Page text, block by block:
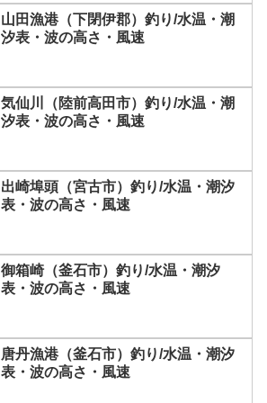
山田漁港（下閉伊郡）釣り/水温・潮
汐表・波の高さ・風速
気仙川（陸前高田市）釣り/水温・潮
汐表・波の高さ・風速
出崎埠頭（宮古市）釣り/水温・潮汐
表・波の高さ・風速
御箱崎（釜石市）釣り/水温・潮汐
表・波の高さ・風速
唐丹漁港（釜石市）釣り/水温・潮汐
表・波の高さ・風速